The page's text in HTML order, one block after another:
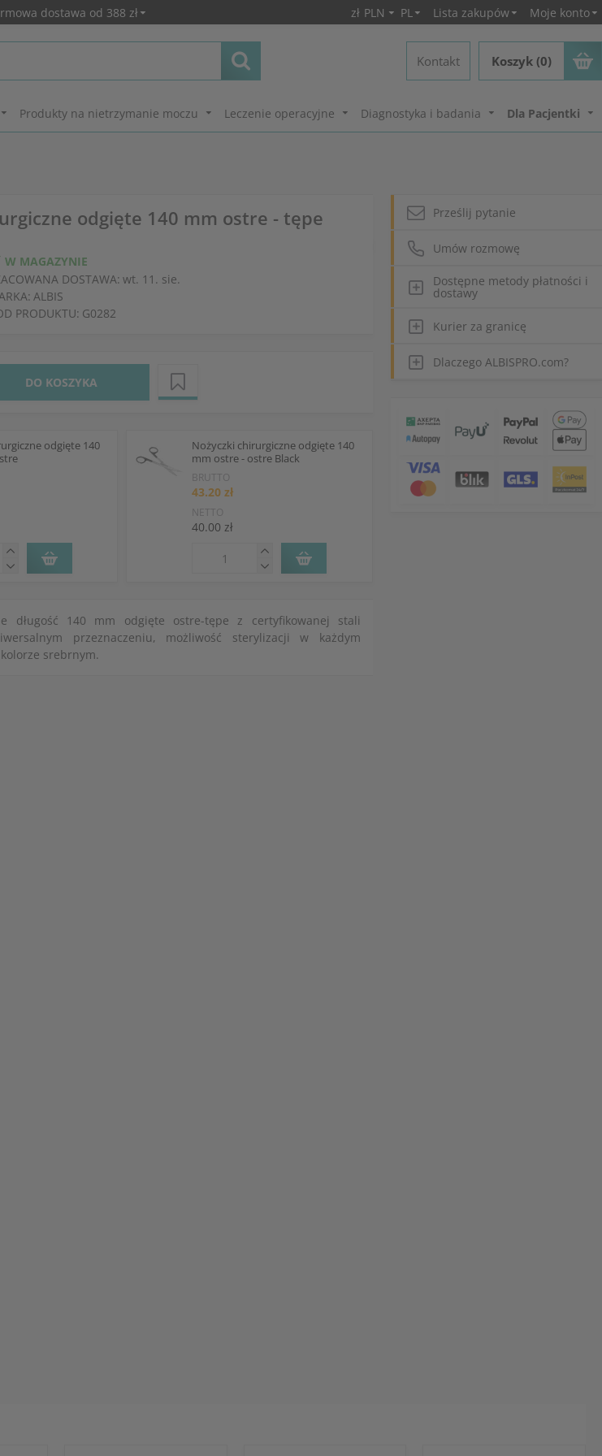
dostawa od 388 zł zł PLN PL Lista zakupów Moje konto
Kontakt Koszyk (0)
Produkty na nietrzymanie moczu Leczenie operacyjne Diagnostyka i badania Dla Pacjentki
odgięte 140 mm ostre - tępe
W MAGAZYNIE
DOSTAWA: wt. 11. sie.
ALBIS
PRODUKTU: G0282
DO KOSZYKA
odgięte 140
Nożyczki chirurgiczne odgięte 140
mm ostre - ostre Black
BRUTTO
43.20 zł
NETTO
40.00 zł
długość 140 mm odgięte ostre-tępe z certyfikowanej stali
przeznaczeniu, możliwość sterylizacji w każdym
srebrnym.
Prześlij pytanie
Umów rozmowę
Dostępne metody płatności i
dostawy
Kurier za granicę
Dlaczego ALBISPRO.com?